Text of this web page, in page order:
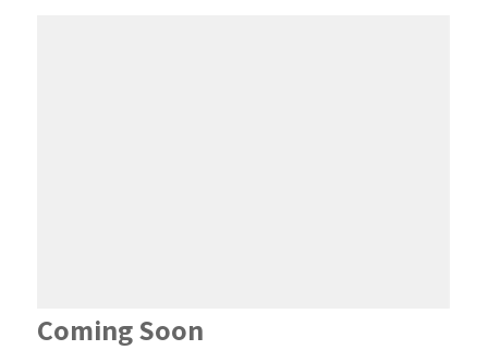
Coming Soon